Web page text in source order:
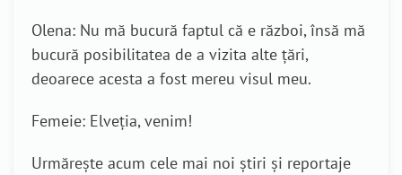
Olena: Nu mă bucură faptul că e război, însă mă
bucură posibilitatea de a vizita alte țări,
deoarece acesta a fost mereu visul meu.
Femeie: Elveția, venim!
Urmărește acum cele mai noi știri și reportaje